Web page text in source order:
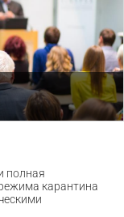
полная
карантина